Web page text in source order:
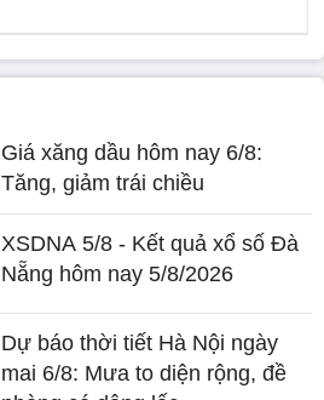
Giá xăng dầu hôm nay 6/8:
Tăng, giảm trái chiều
XSDNA 5/8 - Kết quả xổ số Đà
Nẵng hôm nay 5/8/2026
Dự báo thời tiết Hà Nội ngày
mai 6/8: Mưa to diện rộng, đề